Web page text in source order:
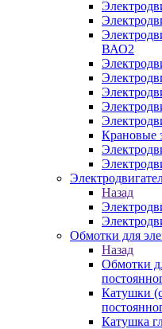
ВАО2
Крановые
Назад
Обмотки для
Назад
Обмотки
Катушки
Катушка